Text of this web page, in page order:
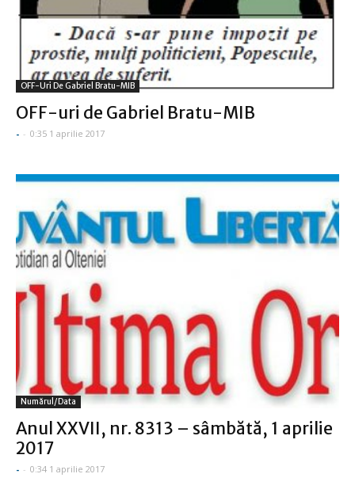
OFF-Uri De Gabriel Bratu-MIB
OFF-uri de Gabriel Bratu-MIB
- - 0:35 1 aprilie 2017
Numărul/data
Anul XXVII, nr. 8313 – sâmbătă, 1 aprilie
2017
- - 0:34 1 aprilie 2017